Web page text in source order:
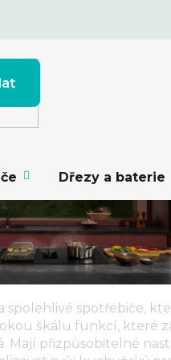
Dřezy a baterie
spolehlivé spotřebiče,
škálu funkcí, které
Mají přizpůsobitelné